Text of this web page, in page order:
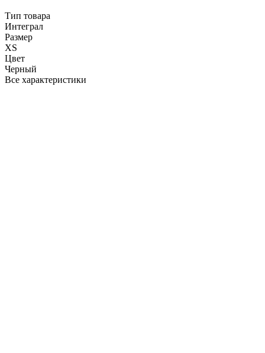
Тип товара
Интеграл
Размер
XS
Цвет
Черный
Все характеристики